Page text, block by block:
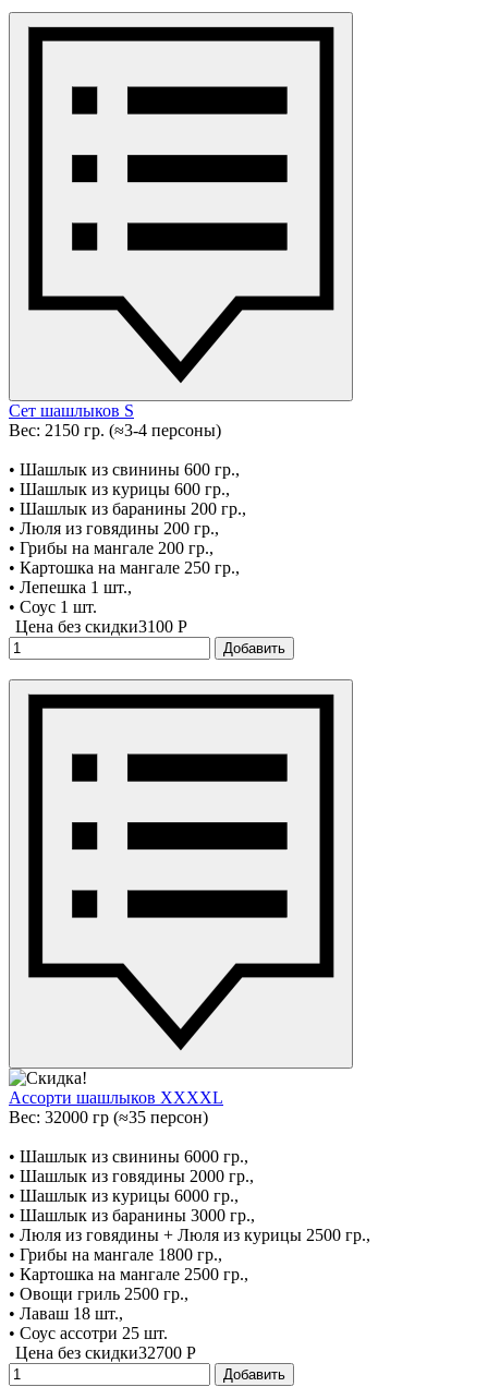
Сет шашлыков S
Вес: 2150 гр. (≈3-4 персоны)
• Шашлык из свинины 600 гр.,
• Шашлык из курицы 600 гр.,
• Шашлык из баранины 200 гр.,
• Люля из говядины 200 гр.,
• Грибы на мангале 200 гр.,
• Картошка на мангале 250 гр.,
• Лепешка 1 шт.,
• Соус 1 шт.
Цена без скидки3100 P
Добавить
Ассорти шашлыков XXXXL
Вес: 32000 гр (≈35 персон)
• Шашлык из свинины 6000 гр.,
• Шашлык из говядины 2000 гр.,
• Шашлык из курицы 6000 гр.,
• Шашлык из баранины 3000 гр.,
• Люля из говядины + Люля из курицы 2500 гр.,
• Грибы на мангале 1800 гр.,
• Картошка на мангале 2500 гр.,
• Овощи гриль 2500 гр.,
• Лаваш 18 шт.,
• Соус ассотри 25 шт.
Цена без скидки32700 P
Добавить